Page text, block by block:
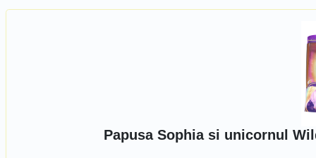
Papusa Sophia si unicornul